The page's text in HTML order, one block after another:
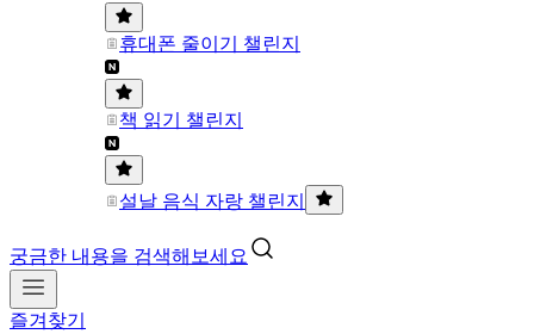
휴대폰 줄이기 챌린지
책 읽기 챌린지
설날 음식 자랑 챌린지
궁금한 내용을 검색해보세요
즐겨찾기